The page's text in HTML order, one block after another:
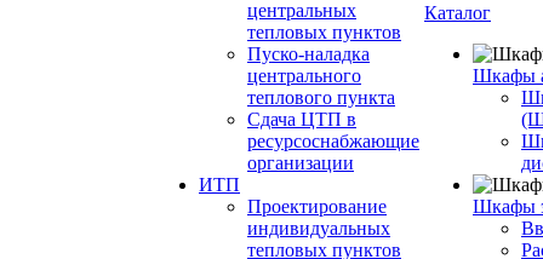
центральных
тепловых пунктов
Пуско-наладка
центрального
теплового пункта
Сдача ЦТП в
ресурсоснабжающие
организации
ИТП
Проектирование
индивидуальных
тепловых пунктов
Каталог
Шкафы
Шкафы